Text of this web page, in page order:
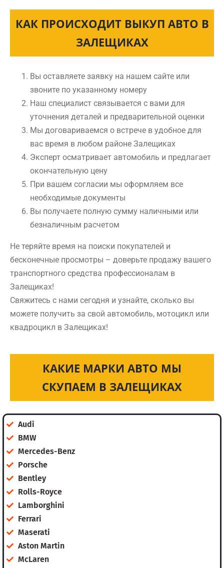
КАК ПРОИСХОДИТ ВЫКУП АВТО В
ЗАЛЕЩИКАХ
Вы оставляете заявку на нашем сайте или
звоните по указанному номеру
Наш специалист связывается с вами для
уточнения деталей и предварительной оценки
Мы договариваемся о встрече в удобное для
вас время в любом районе Залещиках
Эксперт осматривает автомобиль и предлагает
окончательную цену
При вашем согласии мы оформляем все
необходимые документы
Вы получаете полную сумму наличными или
безналичным расчетом
Не теряйте время на поиски покупателей и
бесконечные просмотры – доверьте продажу вашего
транспортного средства профессионалам в
Залещиках!
Свяжитесь с нами сегодня и узнайте, сколько вы
можете получить за свой автомобиль, мотоцикл или
квадроцикл в Залещиках!
КАКИЕ МАРКИ АВТО МЫ
СКУПАЕМ В ЗАЛЕЩИКАХ
Audi
BMW
Mercedes-Benz
Porsche
Bentley
Rolls-Royce
Lamborghini
Ferrari
Maserati
Aston Martin
McLaren